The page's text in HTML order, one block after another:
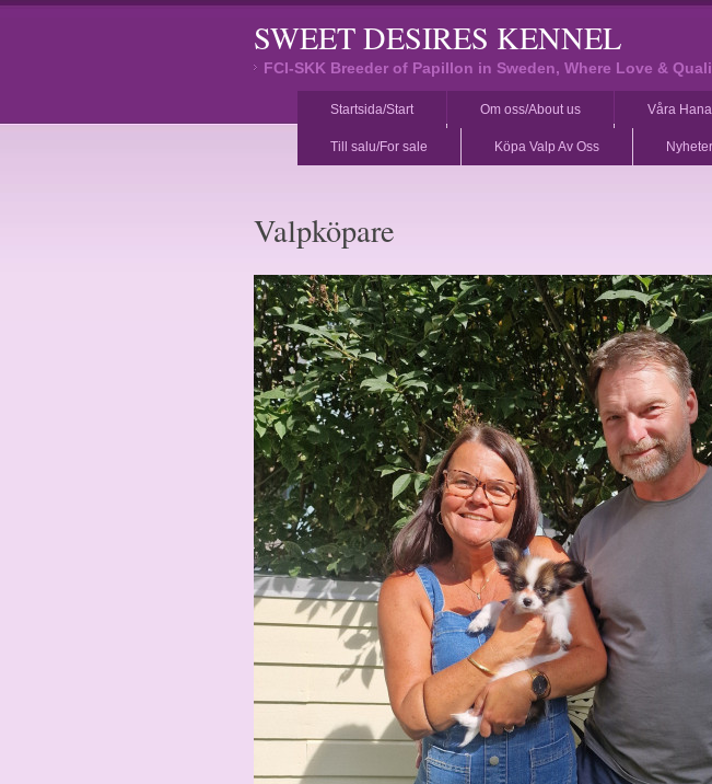
SWEET DESIRES KENNEL
FCI-SKK Breeder of Papillon in Sweden, Where Love &
Startsida/Start Om oss/About us Våra
Till salu/For sale Köpa Valp Av Oss
Valpköpare